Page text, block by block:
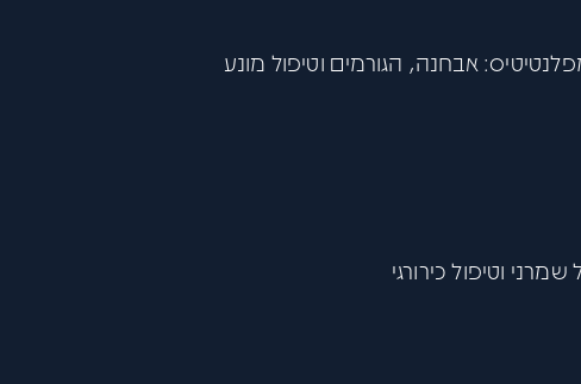
אבחנה, הגורמים וטיפול מונע
וטיפול כירורגי